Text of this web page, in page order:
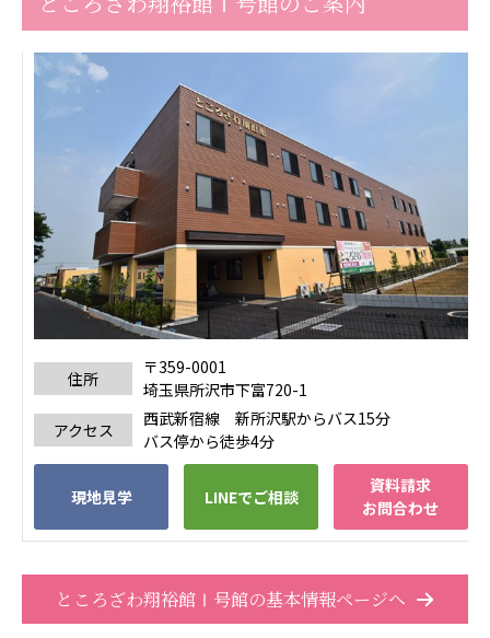
ーツクラブ
特定非営利活動法人アート応援隊
その他
株式会社アジアメデカ元気事業団
株式会社フラワーコミュニティ放送
Medicare Lead Japan
株式会社日本医科学研究所
特定非営利活動法人共生フォーラム
一般社団法人フードラボジャパン
特定非営利活動法人日本医療福祉機構
株式会社アメックファーマシー
株式会社エネクト 株式会社 G.com R＆M
海外
海外グループ会社
美迪克（上海）商务咨询有限公司
住所
〒359-0001
埼玉県所沢市下富720-1
アクセス
西武新宿線 新所沢駅からバス15分
バス停から徒歩4分
現地見学 LINEでご相談
資料請求
お問合わせ
ところざわ翔裕館Ⅰ号館の基本情報ページへ